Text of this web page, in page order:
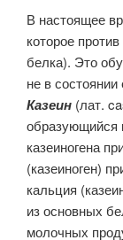
В настоящее
которое
белка). Это
не в состоянии
Казеин (лат.
образующийся
казеиногена
(казеиноген)
кальция
из основных
молочных